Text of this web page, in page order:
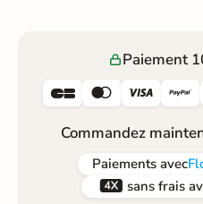
Paiement
   
Commandez
Paiements avec
 sans frais